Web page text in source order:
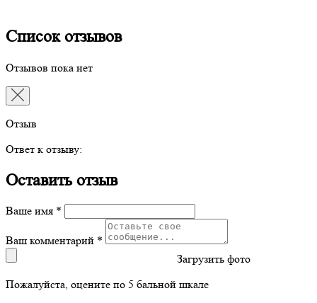
Список отзывов
Отзывов пока нет
Отзыв
Ответ к отзыву:
Оставить отзыв
Ваше имя *
Ваш комментарий *
Загрузить фото
Пожалуйста, оцените по 5 бальной шкале